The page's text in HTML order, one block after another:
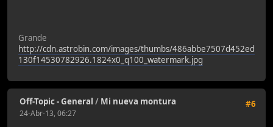
Grande
http://cdn.astrobin.com/images/thumbs/486abbe7507d452ed
130f14530782926.1824x0_q100_watermark.jpg
#6
Off-Topic - General / Mi nueva montura
24-Abr-13, 06:27